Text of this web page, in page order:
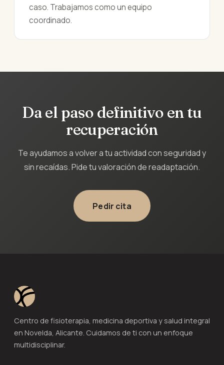
caso. Trabajamos como un equipo
coordinado.
Da el paso definitivo en tu
recuperación
Te ayudamos a volver a tu actividad con seguridad y
sin recaídas. Pide tu valoración de readaptación.
Pedir cita
Centro de fisioterapia, medicina deportiva y salud integral
en Novelda, Alicante. Cuidamos de ti con un enfoque
multidisciplinar.